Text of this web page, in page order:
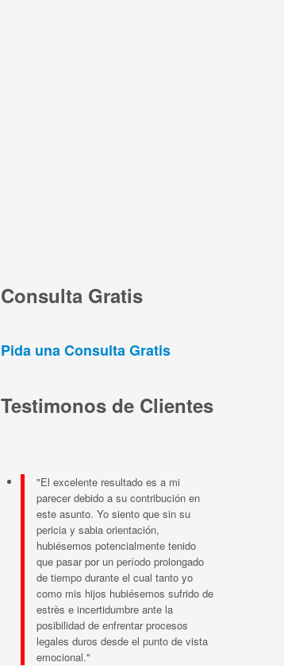
Consulta Gratis
Pida una Consulta Gratis
Testimonos de Clientes
"El excelente resultado es a mi
parecer debido a su contribución en
este asunto. Yo siento que sin su
pericia y sabia orientación,
hubiésemos potencialmente tenido
que pasar por un período prolongado
de tiempo durante el cual tanto yo
como mis hijos hubiésemos sufrido de
estrès e incertidumbre ante la
posibilidad de enfrentar procesos
legales duros desde el punto de vista
emocional."